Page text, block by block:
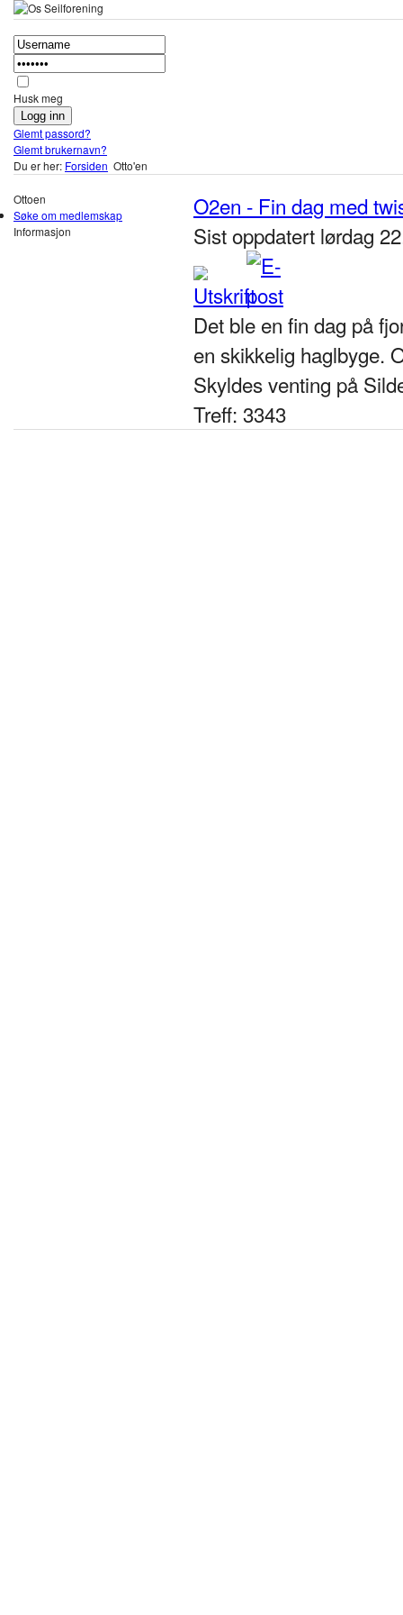
Husk meg
Glemt passord?
Glemt brukernavn?
Du er her: Forsiden Otto'en
Ottoen
Søke om medlemskap
Informasjon
O2en - Fin dag med
Sist oppdatert lørdag
Det ble en fin dag på
en skikkelig haglbyge.
Skyldes venting på
Treff: 3343